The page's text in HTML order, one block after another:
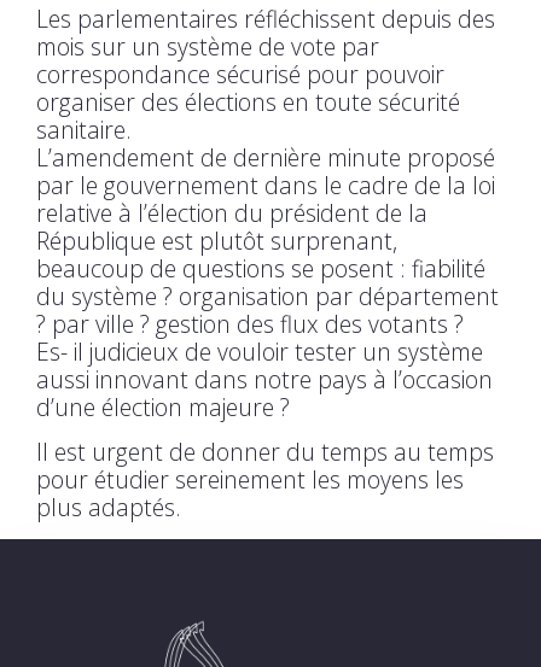
Les parlementaires réfléchissent depuis des
mois sur un système de vote par
correspondance sécurisé pour pouvoir
organiser des élections en toute sécurité
sanitaire.
L’amendement de dernière minute proposé
par le gouvernement dans le cadre de la loi
relative à l’élection du président de la
République est plutôt surprenant,
beaucoup de questions se posent : fiabilité
du système ? organisation par département
? par ville ? gestion des flux des votants ?
Es- il judicieux de vouloir tester un système
aussi innovant dans notre pays à l’occasion
d’une élection majeure ?
Il est urgent de donner du temps au temps
pour étudier sereinement les moyens les
plus adaptés.